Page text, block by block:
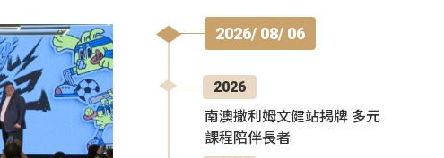
2026/ 08/ 06
2026
南澳撒利姆文健站揭牌 多元
課程陪伴長者